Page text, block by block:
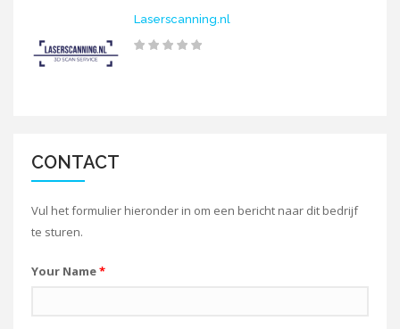
Laserscanning.nl
CONTACT
Vul het formulier hieronder in om een bericht naar dit bedrijf
te sturen.
Your Name*